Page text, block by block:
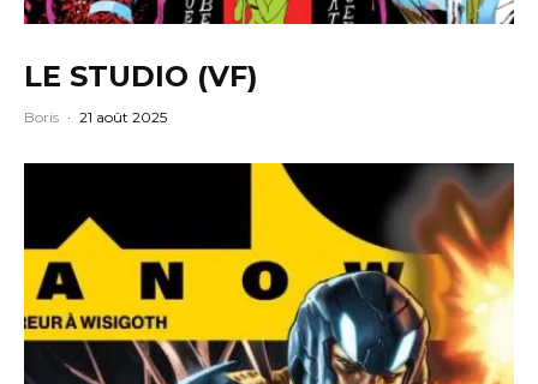
LE STUDIO (VF)
Boris · 21 août 2025